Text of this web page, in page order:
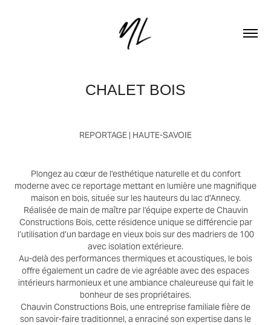
CHALET BOIS
REPORTAGE | HAUTE-SAVOIE
Plongez au cœur de l’esthétique naturelle et du confort
moderne avec ce reportage mettant en lumière une magnifique
maison en bois, située sur les hauteurs du lac d’Annecy.
Réalisée de main de maître par l’équipe experte de Chauvin
Constructions Bois, cette résidence unique se différencie par
l’utilisation d’un bardage en vieux bois sur des madriers de 100
avec isolation extérieure.
Au-delà des performances thermiques et acoustiques, le bois
offre également un cadre de vie agréable avec des espaces
intérieurs harmonieux et une ambiance chaleureuse qui fait le
bonheur de ses propriétaires.
Chauvin Constructions Bois, une entreprise familiale fière de
son savoir-faire traditionnel, a enraciné son expertise dans le